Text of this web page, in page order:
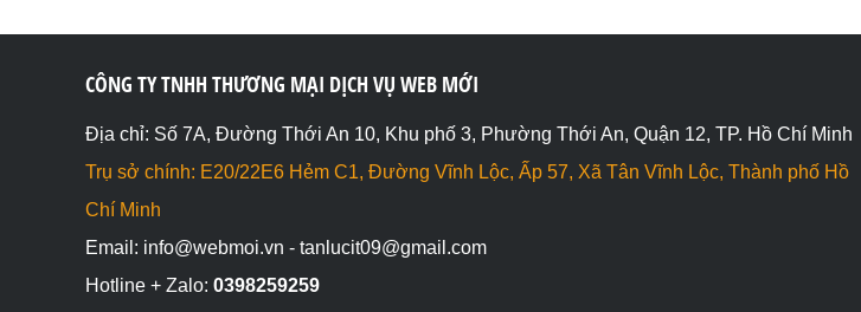
CÔNG TY TNHH THƯƠNG MẠI DỊCH VỤ WEB MỚI
Địa chỉ: Số 7A, Đường Thới An 10, Khu phố 3, Phường Thới An, Quận 12, TP. Hồ Chí Minh
Trụ sở chính: E20/22E6 Hẻm C1, Đường Vĩnh Lộc, Ấp 57, Xã Tân Vĩnh Lộc, Thành phố Hồ
Chí Minh
Email: info@webmoi.vn - tanlucit09@gmail.com
Hotline + Zalo: 0398259259